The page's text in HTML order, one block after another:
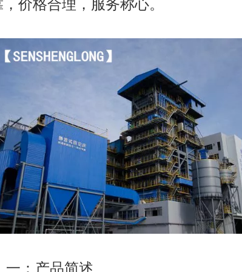
，价格合理，服务称心。
一：产品简述